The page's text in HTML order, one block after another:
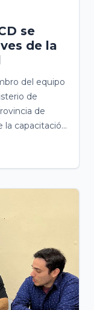
se
de la
del equipo
de
de
la capacitación
Provincial de